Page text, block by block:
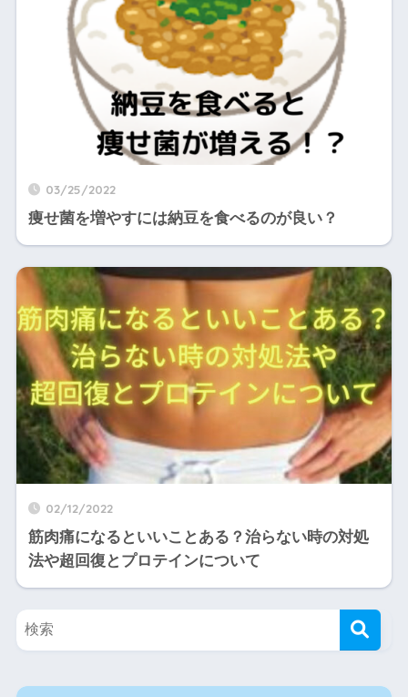
03/25/2022
痩せ菌を増やすには納豆を食べるのが良い？
02/12/2022
筋肉痛になるといいことある？治らない時の対処
法や超回復とプロテインについて